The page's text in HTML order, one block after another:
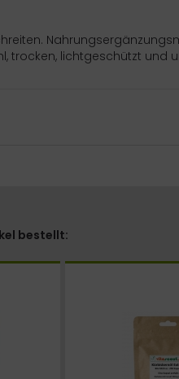
trocken, lichtgeschützt und
bestellt: